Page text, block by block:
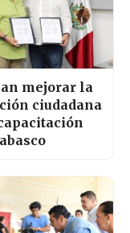
mejorar la
ciudadana